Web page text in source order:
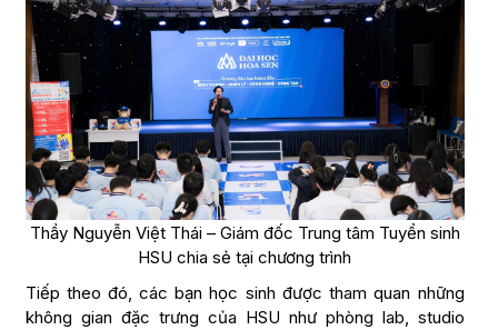
Thầy Nguyễn Việt Thái – Giám đốc Trung tâm Tuyển sinh
HSU chia sẻ tại chương trình
Tiếp theo đó, các bạn học sinh được tham quan những
không gian đặc trưng của HSU như phòng lab, studio